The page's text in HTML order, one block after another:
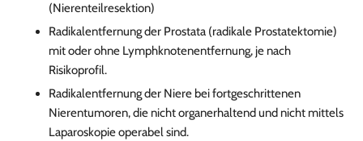
(Nierenteilresektion)
Radikalentfernung der Prostata (radikale Prostatektomie)
mit oder ohne Lymphknotenentfernung, je nach
Risikoprofil.
Radikalentfernung der Niere bei fortgeschrittenen
Nierentumoren, die nicht organerhaltend und nicht mittels
Laparoskopie operabel sind.